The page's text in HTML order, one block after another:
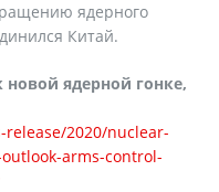
ядерного
Китай.
ядерной гонке,
2020/nuclear-
arms-control-